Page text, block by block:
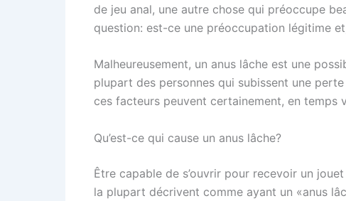
de jeu anal, une autre chose qui préoccupe
question: est-ce une préoccupation légitime
Malheureusement, un anus lâche est une
plupart des personnes qui subissent une
ces facteurs peuvent certainement, en temps
Qu’est-ce qui cause un anus lâche?
Être capable de s’ouvrir pour recevoir un
la plupart décrivent comme ayant un «anus